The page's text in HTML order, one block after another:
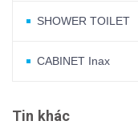
SHOWER TOILET
CABINET Inax
Tin khác